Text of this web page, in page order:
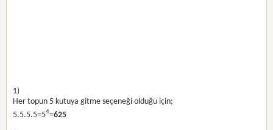
1)
Her topun 5 kutuya gitme seçeneği olduğu için;
5.5.5.5=54=625